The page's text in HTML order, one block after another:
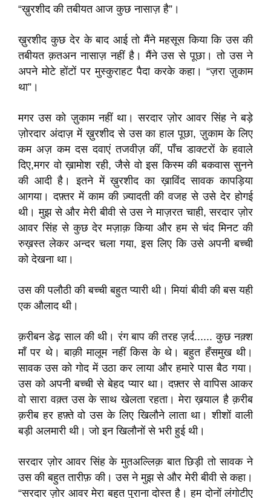
“ख़ुरशीद की तबीयत आज कुछ नासाज़ है”।
ख़ुरशीद कुछ देर के बाद आई तो मैंने महसूस किया कि उस की
तबीयत क़तअन नासाज़ नहीं है। मैंने उस से पूछा। तो उस ने
अपने मोटे होंटों पर मुस्कुराहट पैदा करके कहा। “ज़रा ज़ुकाम
था”।
मगर उस को ज़ुकाम नहीं था। सरदार ज़ोर आवर सिंह ने बड़े
ज़ोरदार अंदाज़ में ख़ुरशीद से उस का हाल पूछा, ज़ुकाम के लिए
कम अज़ कम दस दवाएं तजवीज़ कीं, पाँच डाक्टरों के हवाले
दिए,मगर वो ख़ामोश रही, जैसे वो इस किस्म की बकवास सुनने
की आदी है। इतने में ख़ुरशीद का ख़ाविंद सावक कापड़िया
आगया। दफ़्तर में काम की ज़्यादती की वजह से उसे देर होगई
थी। मुझ से और मेरी बीवी से उस ने माज़रत चाही, सरदार ज़ोर
आवर सिंह से कुछ देर मज़ाक़ किया और हम से चंद मिनट की
रुख़स्त लेकर अन्दर चला गया, इस लिए कि उसे अपनी बच्ची
को देखना था।
उस की पलौठी की बच्ची बहुत प्यारी थी। मियां बीवी की बस यही
एक औलाद थी।
क़रीबन डेढ़ साल की थी। रंग बाप की तरह ज़र्द...... कुछ नक़्श
माँ पर थे। बाक़ी मालूम नहीं किस के थे। बहुत हँसमुख थी।
सावक उस को गोद में उठा कर लाया और हमारे पास बैठ गया।
उस को अपनी बच्ची से बेहद प्यार था। दफ़्तर से वापिस आकर
वो सारा वक़्त उस के साथ खेलता रहता। मेरा ख़याल है क़रीब
क़रीब हर हफ़्ते वो उस के लिए खिलौने लाता था। शीशों वाली
बड़ी अलमारी थी। जो इन खिलौनों से भरी हुई थी।
सरदार ज़ोर आवर सिंह के मुतअल्लिक़ बात छिड़ी तो सावक ने
उस की बहुत तारीफ़ की। उस ने मुझ से और मेरी बीवी से कहा।
“सरदार ज़ोर आवर मेरा बहुत पुराना दोस्त है। हम दोनों लंगोटीए